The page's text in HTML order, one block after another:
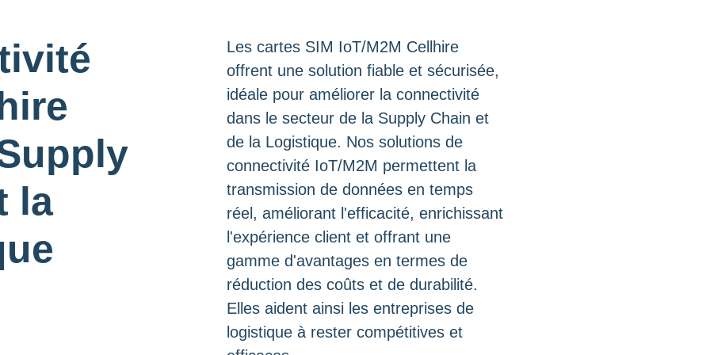
pour plus de
la
la
Les cartes SIM IoT/M2M Cellhire
offrent une solution fiable et sécurisée,
idéale pour améliorer la connectivité
dans le secteur de la Supply Chain et
de la Logistique. Nos solutions de
connectivité IoT/M2M permettent la
transmission de données en temps
réel, améliorant l'efficacité, enrichissant
l'expérience client et offrant une
gamme d'avantages en termes de
réduction des coûts et de durabilité.
Elles aident ainsi les entreprises de
logistique à rester compétitives et